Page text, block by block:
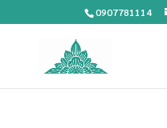
0907781114